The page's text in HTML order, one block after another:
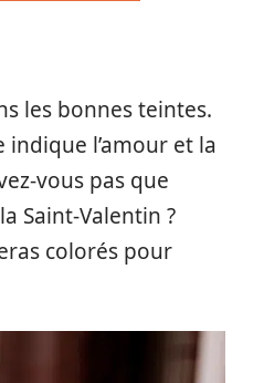
les bonnes teintes.
l’amour et la
vous pas que
Saint-Valentin ?
colorés pour